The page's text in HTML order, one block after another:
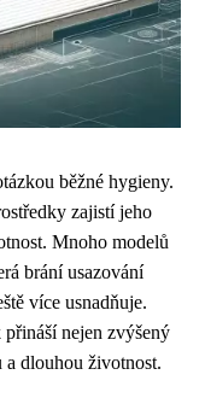
běžné hygieny.
zajistí jeho
Mnoho modelů
brání usazování
více usnadňuje.
nejen zvýšený
a dlouhou životnost.